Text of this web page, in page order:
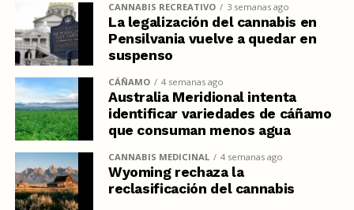
CANNABIS RECREATIVO 3 semanas ago
La legalización del cannabis en
Pensilvania vuelve a quedar en
suspenso
CÁÑAMO 4 semanas ago
Australia Meridional intenta
identificar variedades de cáñamo
que consuman menos agua
CANNABIS MEDICINAL 4 semanas ago
Wyoming rechaza la
reclasificación del cannabis